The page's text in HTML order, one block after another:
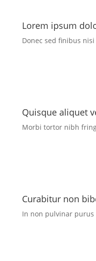
Lorem ipsum
Donec sed finibus nisi
Quisque aliquet
Morbi tortor nibh
Curabitur non
In non pulvinar